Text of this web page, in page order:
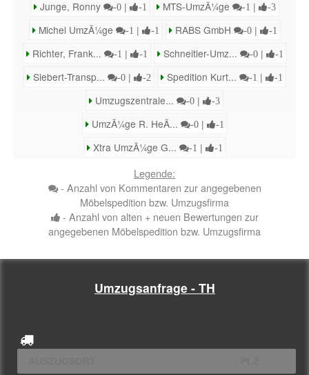
Junge, Ronny -0| -1 MTS-UmzÃ¼ge -1 | -3
Michel UmzÃ¼ge -1 | -1 RABS GmbH -0| -1
Richter, Frank... -1 | -1 Schneitler-Umz... -0| -1
Siebert-Transp... -0| -2 Spedition Kurt... -1 | -1
Umzugszentrale... -0 | -3
UmzÃ¼ge R. HeÃ... -0| -1
Xtra UmzÃ¼ge G... -1 | -1
Legende:
- Anzahl von Kommentaren zur angegebenen
Möbelspedition bzw. Umzugsfirma
- Anzahl von alten + neuen Bewertungen zur
angegebenen Möbelspedition bzw. Umzugsfirma
Umzugsanfrage - TH